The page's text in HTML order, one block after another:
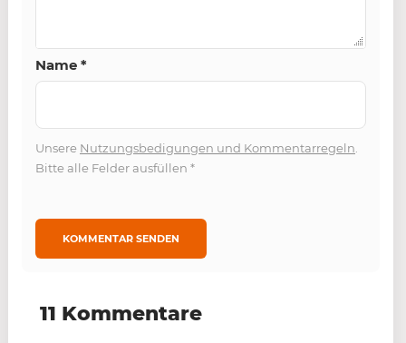
Name *
Unsere Nutzungsbedigungen und Kommentarregeln
Bitte alle Felder ausfüllen *
11 Kommentare